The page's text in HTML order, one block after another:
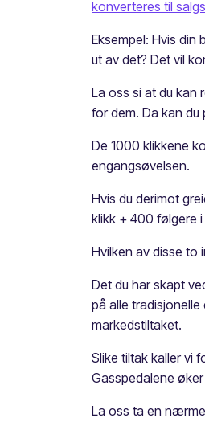
konverteres til
Eksempel: Hvis din
ut av det? Det vil
La oss si at du kan
for dem. Da kan
De 1000 klikkene
engangsøvelsen.
Hvis du derimot
klikk + 400 følgere i
Hvilken av disse to
Det du har skapt
på alle
markedstiltaket.
Slike tiltak kaller vi
Gasspedalene
La oss ta en